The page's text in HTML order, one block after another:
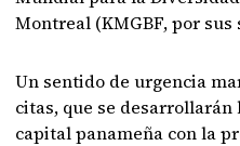
Montreal (KMGBF, por sus
Un sentido de urgencia
citas, que se desarrollarán
capital panameña con la